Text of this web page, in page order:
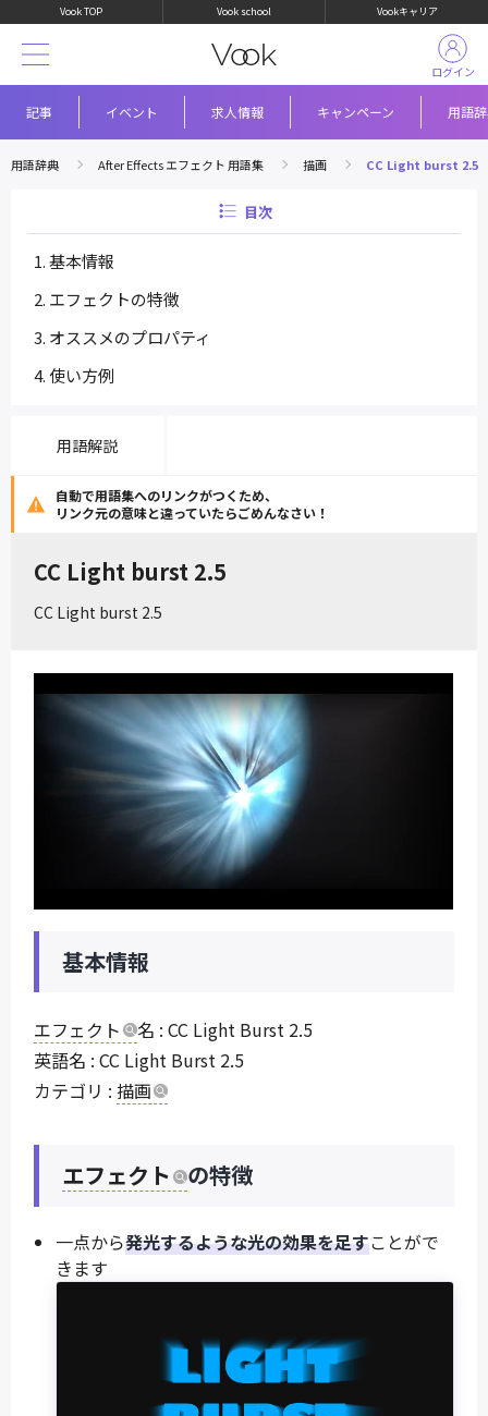
Vook TOP Vook school Vookキャリア
記事 イベント 求人情報 キャンペーン 用語
ログイン
用語辞典 After Effects エフェクト 用語集 描画 CC Light burst 2.5
目次
基本情報
エフェクトの特徴
オススメのプロパティ
使い方例
用語解説
自動で用語集へのリンクがつくため、
リンク元の意味と違っていたらごめんなさい！
CC Light burst 2.5
CC Light burst 2.5
基本情報
エフェクト
名 : CC Light Burst 2.5
英語名 : CC Light Burst 2.5
カテゴリ :描画
エフェクト の特徴
一点から発光するような光の効果を足すことがで
きます